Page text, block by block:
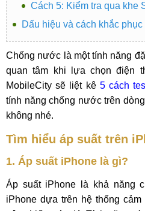
Cách 5: Kiểm tra qua khe
Dấu hiệu và cách khắc
Chống nước là một tính năng
quan tâm khi lựa chọn điện
MobileCity sẽ liệt kê 5 cách
tính năng chống nước trên
không nhé.
Tìm hiểu áp suất trên
1. Áp suất iPhone là gì?
Áp suất iPhone là khả năng
iPhone dựa trên hệ thống